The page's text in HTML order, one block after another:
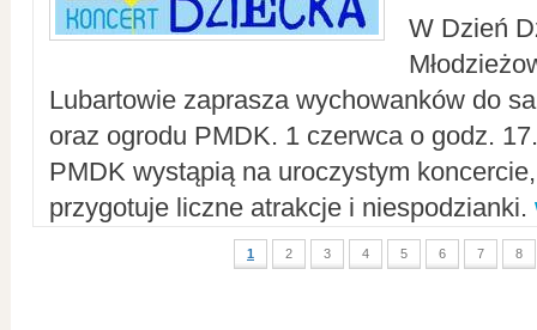
W Dzień
Lubartowie zaprasza wychowanków do
oraz ogrodu PMDK. 1 czerwca o godz.
PMDK wystąpią na uroczystym
przygotuje liczne atrakcje i niespodzianki.
1 2 3 4 5 6 7 8